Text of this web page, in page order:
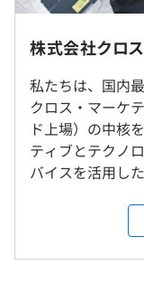
・社内勉強会の開催
・資格取得奨励制度
・書籍購入補助制度
・PCはMacと
・基本的には転勤
・リモート勤務可
能。家庭都合や体
就業場所の変更範囲
＜雇入時＞
札幌オフィス
会社の定める場所
（※想定年収は年収
9:30〜18:30
※フレックスタイ
休憩時間：60分
平均残業時間：平
株式会社クロ
私たちは、国内
クロス・マーケ
ド上場）の中核
ティブとテクノ
バイスを活用し
おける信頼性・
業界を中心に多